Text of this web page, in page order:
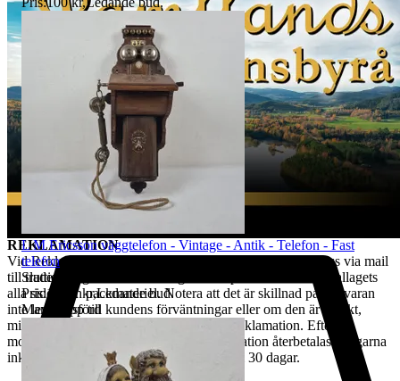
skick som vid köptillfället och är skyldig att paketera och hantera
auktionsobjektet så att det inte skadas under transporten. Vi har rätt
att göra avdrag motsvarande den värdeminskning som uppstått till
följd av att kund har hanterat varan i större omfattning än som varit
nödvändigt. Värdeminskningen bedöms från fall till fall. Vi försöker
hantera alla returer så snabbt som möjligt. Efter att kundens retur
hanterats återbetalas pengarna för den köpta varan. Ångerrätten
avser ej det externa köpet av leverans av objektet då
konsumenten/köparen uttryckligen har samtyckt till att tjänsten
börjar utföras och gått med på att det inte finns någon ångerrätt när
tjänsten har fullgjorts. Om misstanke att ångerrätt missbrukas, tex
används för att ej behöva stå fast vid bud och därmed påverka
budgivningsprocessen, förbehåller sig vi oss rätten att stänga av
kundens konto för vidare budgivning hos oss.
REKLAMATION
Vid Reklamation ska kunden omgående ta kontakt med oss via mail
till tradera@jabab.se samt bifoga bilder på varan samt emballagets
alla sidor och packmateriel. Notera att det är skillnad på om varan
inte lever upp till kundens förväntningar eller om den är defekt,
mindre defekter är inte ett giltigt skäl till reklamation. Efter
mottagande av vara samt godkänd reklamation återbetalas pengarna
inkl. returfrakt, om kund betalat den, inom 30 dagar.
L M Ericsson väggtelefon - Vintage - Antik - Telefon - Fast
telefon
Sluttid
Pris:1 182 kr,Ledande bud.
Marknadsförd